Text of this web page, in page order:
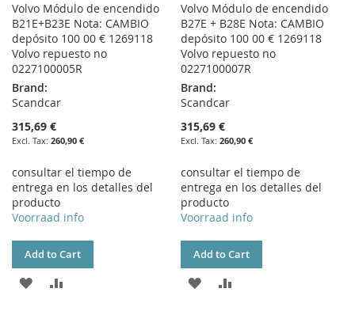
Volvo Módulo de encendido
B21E+B23E Nota: CAMBIO
depósito 100 00 € 1269118
Volvo repuesto no
0227100005R
Brand:
Scandcar
315,69 €
260,90 €
consultar el tiempo de
entrega en los detalles del
producto
Voorraad info
Add to Cart
ADD
Volvo Módulo de encendido
B27E + B28E Nota: CAMBIO
depósito 100 00 € 1269118
Volvo repuesto no
0227100007R
Brand:
Scandcar
315,69 €
260,90 €
consultar el tiempo de
entrega en los detalles del
producto
Voorraad info
Add to Cart
ADD